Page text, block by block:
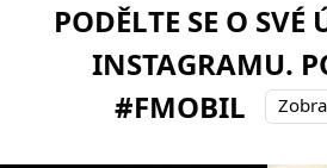
PODĚLTE SE O
INSTAGRAMU.
#FMOBIL